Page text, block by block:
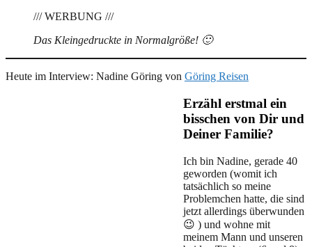
/// WERBUNG ///
Das Kleingedruckte in Normalgröße! 🙂
Heute im Interview: Nadine Göring von Göring Reisen
Erzähl erstmal ein
bisschen von Dir und
Deiner Familie?
Ich bin Nadine, gerade 40
geworden (womit ich
tatsächlich so meine
Problemchen hatte, die sind
jetzt allerdings überwunden
😉 ) und wohne mit
meinem Mann und unseren